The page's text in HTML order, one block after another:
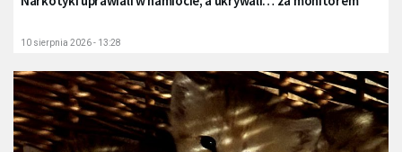
10 sierpnia 2026 - 13:28